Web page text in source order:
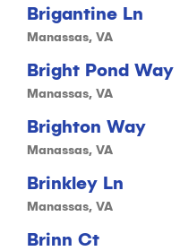
Brigantine Ln
Manassas, VA
Bright Pond Way
Manassas, VA
Brighton Way
Manassas, VA
Brinkley Ln
Manassas, VA
Brinn Ct